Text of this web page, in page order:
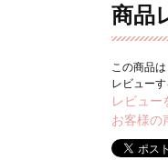
商品
この商品
レビュー
レビュー
お客様の